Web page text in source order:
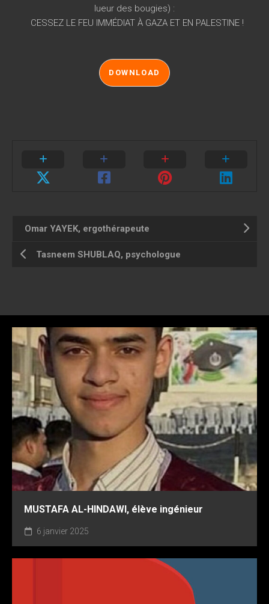
lueur des bougies) :
CESSEZ LE FEU IMMÉDIAT À GAZA ET EN PALESTINE !
DOWNLOAD
Omar YAYEK, ergothérapeute
Tasneem SHUBLAQ, psychologue
MUSTAFA AL-HINDAWI, élève ingénieur
6 janvier 2025